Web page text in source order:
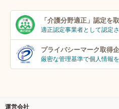
「介護分野適正」 認定を
適正認定事業者として認定
プライバシーマーク取得
厳密な管理基準で個人情報
運営会社